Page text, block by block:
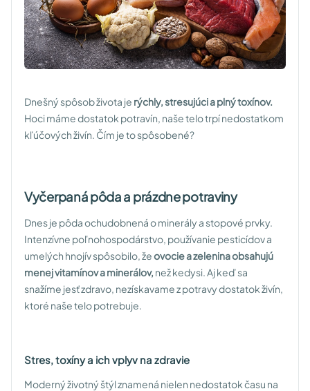
Dnešný spôsob života je rýchly, stresujúci a plný toxínov.
Hoci máme dostatok potravín, naše telo trpí nedostatkom
kľúčových živín. Čím je to spôsobené?
Vyčerpaná pôda a prázdne potraviny
Dnes je pôda ochudobnená o minerály a stopové prvky.
Intenzívne poľnohospodárstvo, používanie pesticídov a
umelých hnojív spôsobilo, žeovocie a zelenina obsahujú
menej vitamínov a minerálov, než kedysi. Aj keď sa
snažíme jesť zdravo, nezískavame z potravy dostatok živín,
ktoré naše telo potrebuje.
Stres, toxíny a ich vplyv na zdravie
Moderný životný štýl znamená nielen nedostatok času na